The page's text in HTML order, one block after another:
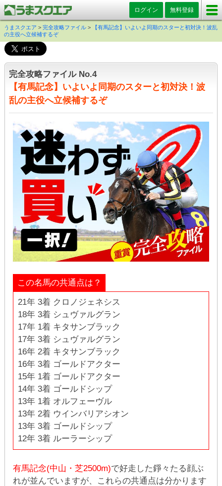
ログイン 無料登録
うまスクエア > 完全攻略ファイル >
【有馬記念】いよいよ同期のスターと初対決！波乱
の主役へ立候補するぞ
完全攻略ファイル No.4
【有馬記念】いよいよ同期のスターと初対決！波
乱の主役へ立候補するぞ
この名馬の共通点は？
21年 3着 クロノジェネシス
18年 3着 シュヴァルグラン
17年 1着 キタサンブラック
17年 3着 シュヴァルグラン
16年 2着 キタサンブラック
16年 3着 ゴールドアクター
15年 1着 ゴールドアクター
14年 3着 ゴールドシップ
13年 1着 オルフェーヴル
13年 2着 ウインバリアシオン
13年 3着 ゴールドシップ
12年 3着 ルーラーシップ
有馬記念(中山・芝2500m)で好走した錚々たる顔ぶ
れが並んでいますが、これらの共通点は分かります